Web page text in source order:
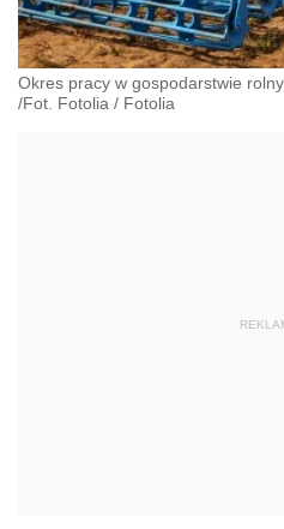
Okres pracy w gospodarstwie
/Fot. Fotolia / Fotolia